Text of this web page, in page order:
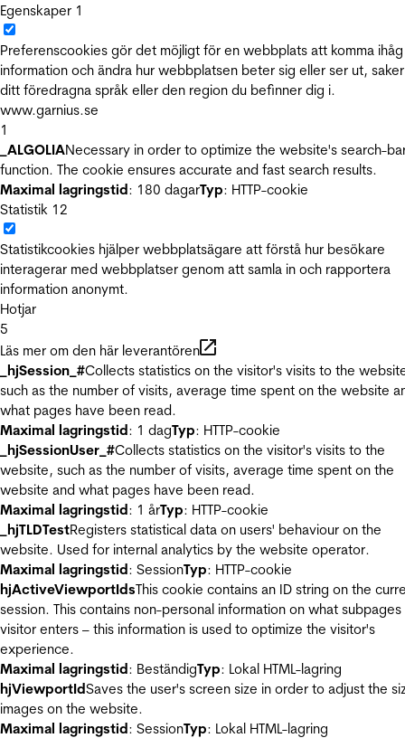
Egenskaper 1
Preferenscookies gör det möjligt för en webbplats att komma ihåg
information och ändra hur webbplatsen beter sig eller ser ut,
ditt föredragna språk eller den region du befinner dig i.
www.garnius.se
1
_ALGOLIANecessary in order to optimize the website's search-
function. The cookie ensures accurate and fast search results.
Maximal lagringstid: 180 dagarTyp: HTTP-cookie
Statistik 12
Statistikcookies hjälper webbplatsägare att förstå hur besökare
interagerar med webbplatser genom att samla in och rapportera
information anonymt.
Hotjar
5
Läs mer om den här leverantören
_hjSession_#Collects statistics on the visitor's visits to the
such as the number of visits, average time spent on the website
what pages have been read.
Maximal lagringstid: 1 dagTyp: HTTP-cookie
_hjSessionUser_#Collects statistics on the visitor's visits to the
website, such as the number of visits, average time spent on the
website and what pages have been read.
Maximal lagringstid: 1 årTyp: HTTP-cookie
_hjTLDTestRegisters statistical data on users' behaviour on the
website. Used for internal analytics by the website operator.
Maximal lagringstid: SessionTyp: HTTP-cookie
hjActiveViewportIdsThis cookie contains an ID string on the
session. This contains non-personal information on what
visitor enters – this information is used to optimize the visitor's
experience.
Maximal lagringstid: BeständigTyp: Lokal HTML-lagring
hjViewportIdSaves the user's screen size in order to adjust the
images on the website.
Maximal lagringstid: SessionTyp: Lokal HTML-lagring